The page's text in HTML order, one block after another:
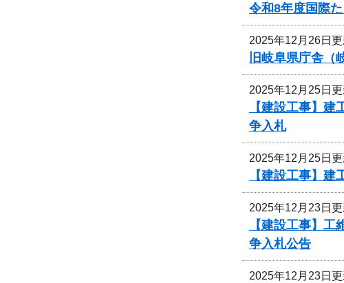
令和8年度国際
2025年12月26日
旧岐阜県庁舎（
2025年12月25日
【建設工事】
争入札
2025年12月25日
【建設工事】
2025年12月23日
【建設工事】
争入札公告
2025年12月23日